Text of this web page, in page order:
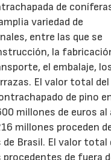
de
variedad de
entre las que se
la
el embalaje,
El valor total del
de pino
millones de euros al
millones proceden
Brasil. El valor total
de fuera